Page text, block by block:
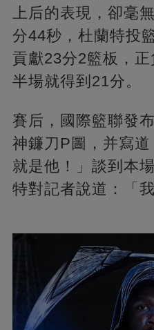
上后的表現，卻毫
分44秒，杜蘭特投
貢獻23分2籃板，
半場就得到21分。
賽后，國際籃聯發
神鐮刀P圖，并寫道
就是他！」談到本
特對記者說道：「